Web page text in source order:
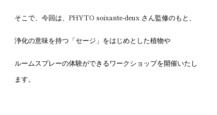
そこで、今回は、PHYTO soixante-deux さん監修のもと、
浄化の意味を持つ「セージ」をはじめとした植物や
ルームスプレーの体験ができるワークショップを開催いたし
ます。